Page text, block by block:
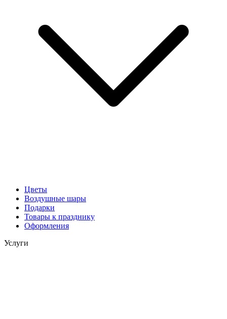
Цветы
Воздушные шары
Подарки
Товары к празднику
Оформления
Услуги